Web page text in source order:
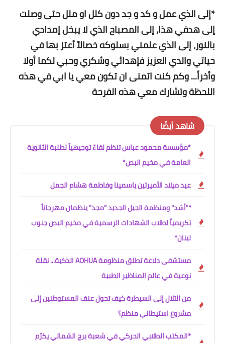
*إلى الذي عمل و كد و جد دون كلل او ملل حتى وصلت
إلى هدفي هذا، إلى المصباح الذي لا يبخل إمدادي
بالنور، إلى الذي علمني بسلوكه خصالاً أعتز بها في
حياتي والدي العزيز فإهدائي وشكري وحبي لكما أولا
وأخراً... وكم كنت اتمنى ان تكون معي يا ابي في هذه
اللحظة وتشارك معي هذه الفرحة
شاهد أيضًا
*مؤسسة محمود عباس تنظم لقاءً توجيهياً لطلبة الثانوية
العامة في مخيم البص*
عيد ميلاد الأميرتين ياسمينا وفاطمة هشام الجمل
*"أشد" ومنظمة الجيل الجديد "مجد" ينظمان مهرجاناً
تكريمياً لطلاب الشهادات الرسمية في مخيم البص جنوب
لبنان*
مستشفى دلاعة تطلق منظومة AOHUA الذكية... نقلة
نوعية في عالم المناظير الطبية
من التلال إلى السيطرة كيف تحول عنف المستوطنين إلى
مشروع استيطاني منظم؟
*المكتب الطلابي الحركي في شعبة برج الشمالي يكرّم